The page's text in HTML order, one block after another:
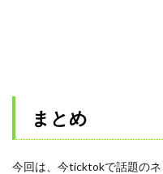
まとめ
今回は、今ticktokで話題の